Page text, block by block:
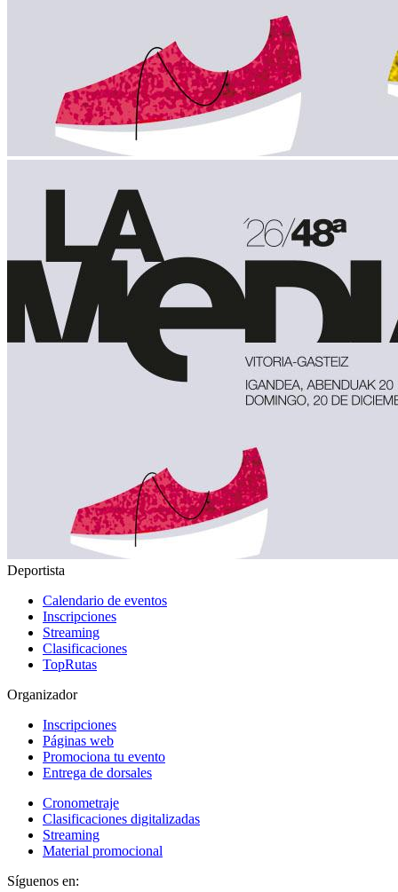
Deportista
Calendario de eventos
Inscripciones
Streaming
Clasificaciones
TopRutas
Organizador
Inscripciones
Páginas web
Promociona tu evento
Entrega de dorsales
Cronometraje
Clasificaciones digitalizadas
Streaming
Material promocional
Síguenos en: